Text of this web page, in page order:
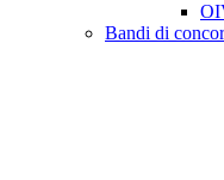
Bandi di